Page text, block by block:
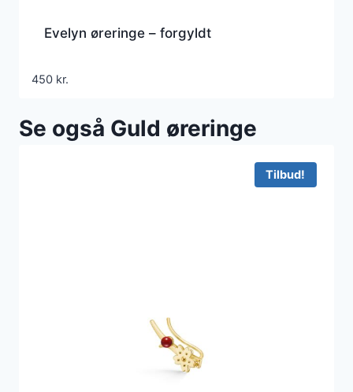
Evelyn øreringe – forgyldt
450 kr.
Se også Guld øreringe
Tilbud!